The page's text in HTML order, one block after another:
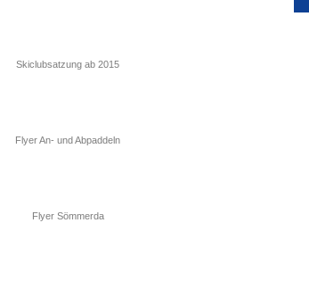
Skiclubsatzung ab 2015
Flyer An- und Abpaddeln
Flyer Sömmerda